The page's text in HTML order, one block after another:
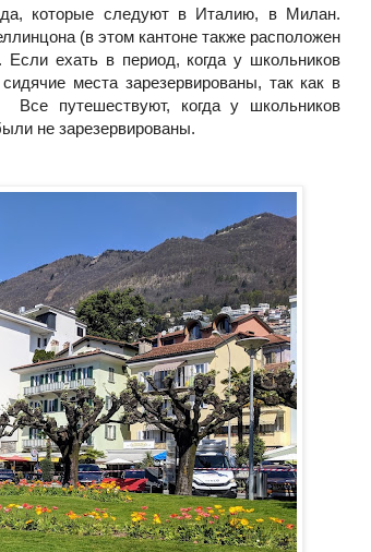
которые следуют в Италию, в Милан.
(в этом кантоне также расположен
ехать в период, когда у школьников
места зарезервированы, так как в
Все путешествуют, когда у школьников
не зарезервированы.